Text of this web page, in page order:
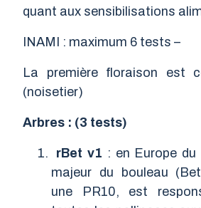
quant aux sensibilisations
INAMI : maximum 6 tests –
La première floraison est
(noisetier)
Arbres : (3 tests)
rBet v1 : en Europe du
majeur du bouleau
une PR10, est